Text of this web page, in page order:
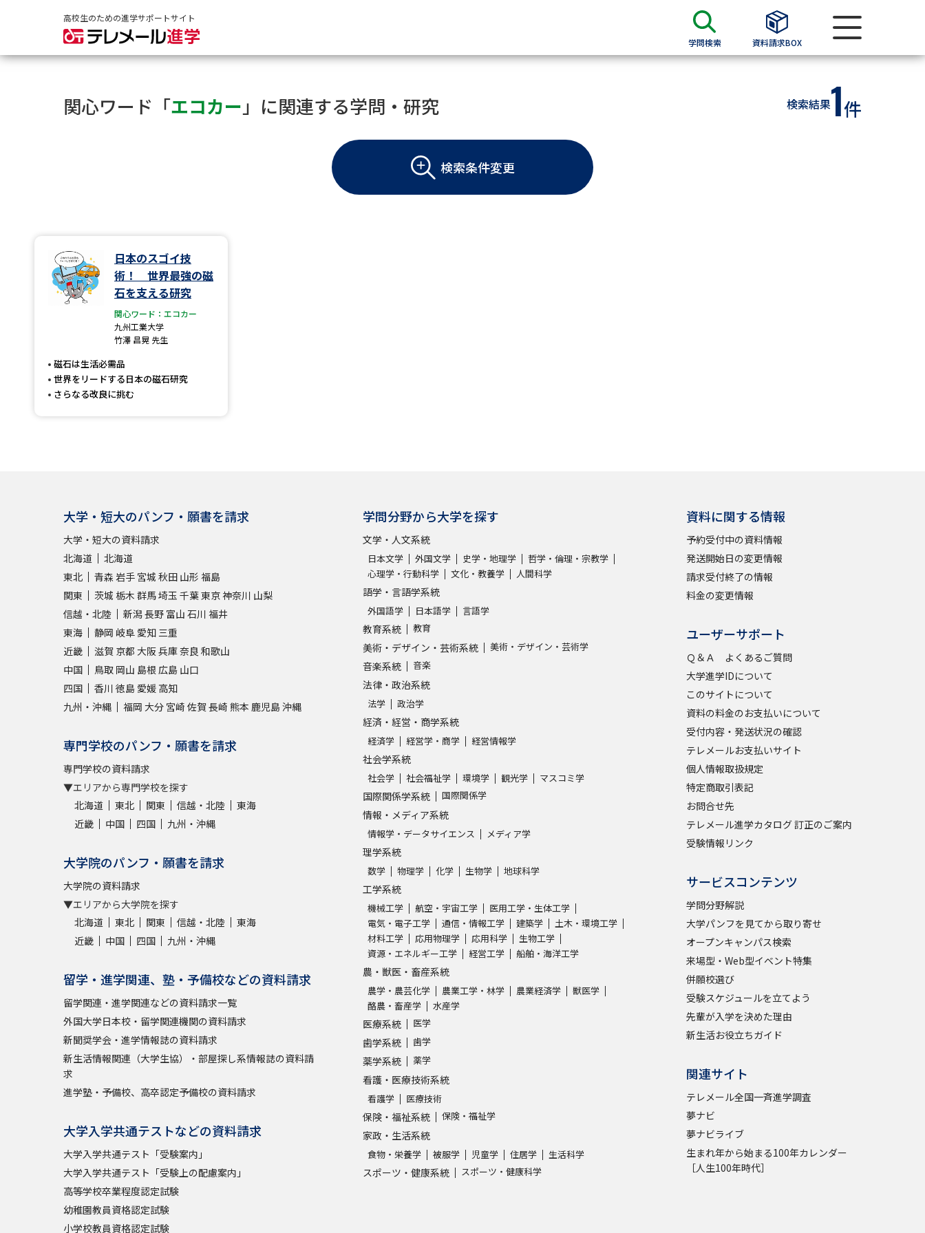
高校生のための進学サポートサイト
学問検索 資料請求BOX
大学・短大の資料種類から請求
大学パンフ
学部・学科パンフ
総合型選抜・学校推薦型選抜 募集要項＆願書
新増設大学・学部・学科特集
国際・グローバルに強い大学特集
データサイエンス特集
奨学金・特待生制度特集
デジタルパンフレット
進路の３択
新学年スタート号特集ページ（高3生用）
新学年スタート号特集ページ（高2生用）
SELFBRAND特集ページ
オープンキャンパスなどを調べる
来場型・Web型イベント特集
資料検索
志望校・出願校を調べる
併願校選び 受験スケジュールを立てよう
先輩が入学を決めた理由
学問発見 学問検索
大学で学びたい学問発見
学問のミニ講義「夢ナビ講義」
ユーザーサポート
Ｑ＆Ａ よくあるご質問 大学進学IDについて
このサイトについて
資料の料金のお支払いについて テレメール お支払いサイト
関心ワード「エコカー 」に関連する学問・研究 検索結果1件
検索条件変更
日本のスゴイ技
術！ 世界最強の磁
石を支える研究
関心ワード：エコカー
九州工業大学
竹澤 昌晃 先生
磁石は生活必需品
世界をリードする日本の磁石研究
さらなる改良に挑む
大学・短大のパンフ・願書を請求
大学・短大の資料請求
北海道
北海道
東北
青森 岩手 宮城 秋田 山形 福島
関東
茨城 栃木 群馬埼玉 千葉東京神奈川 山梨
信越・北陸
新潟長野 富山 石川 福井
東海
静岡 岐阜 愛知 三重
近畿
滋賀 京都 大阪兵庫奈良 和歌山
中国
鳥取 岡山 島根 広島 山口
四国
香川 徳島 愛媛 高知
九州・沖縄
福岡 大分 宮崎 佐賀 長崎 熊本 鹿児島沖縄
専門学校のパンフ・願書を請求
専門学校の資料請求
▼エリアから専門学校を探す
北海道
東北 関東 信越・北陸
東海
近畿
中国 四国 九州・沖縄
大学院のパンフ・願書を請求
大学院の資料請求
▼エリアから大学院を探す
北海道
東北 関東 信越・北陸
東海
近畿
中国 四国 九州・沖縄
留学・進学関連、塾・予備校などの資料請求
留学関連・進学関連などの資料請求一覧
外国大学日本校・留学関連機関の資料請求
新聞奨学会・進学情報誌の資料請求
新生活情報関連（大学生協）・部屋探し系情報誌の資料請
求
進学塾・予備校、高卒認定予備校の資料請求
大学入学共通テストなどの資料請求
大学入学共通テスト「受験案内」
大学入学共通テスト「受験上の配慮案内」
高等学校卒業程度認定試験
幼稚園教員資格認定試験
小学校教員資格認定試験
学問分野から大学を探す
文学・人文系統
日本文学 外国文学 史学・地理学
哲学・倫理・宗教学
心理学・行動科学
文化・教養学 人間科学
語学・言語学系統
外国語学 日本語学 言語学
教育系統 教育
美術・デザイン・芸術系統 美術・デザイン・芸術学
音楽系統 音楽
法律・政治系統
法学 政治学
経済・経営・商学系統
経済学 経営学・商学 経営情報学
社会学系統
社会学 社会福祉学 環境学 観光学 マスコミ学
国際関係学系統 国際関係学
情報・メディア系統
情報学・データサイエンス メディア学
理学系統
数学 物理学 化学 生物学 地球科学
工学系統
機械工学 航空・宇宙工学
医用工学・生体工学
電気・電子工学
通信・情報工学 建築学
土木・環境工学
材料工学
応用物理学 応用科学
生物工学
資源・エネルギー工学
経営工学 船舶・海洋工学
農・獣医・畜産系統
農学・農芸化学 農業工学・林学 農業経済学
獣医学
酪農・畜産学
水産学
医療系統 医学
歯学系統 歯学
薬学系統 薬学
看護・医療技術系統
看護学 医療技術
保険・福祉系統 保険・福祉学
家政・生活系統
食物・栄養学 被服学 児童学 住居学 生活科学
スポーツ・健康系統 スポーツ・健康科学
資料に関する情報
予約受付中の資料情報
発送開始日の変更情報
請求受付終了の情報
料金の変更情報
ユーザーサポート
Ｑ＆Ａ よくあるご質問
大学進学IDについて
このサイトについて
資料の料金のお支払いについて
受付内容・発送状況の確認
テレメールお支払いサイト
個人情報取扱規定
特定商取引表記
お問合せ先
テレメール進学カタログ 訂正のご案内
受験情報リンク
サービスコンテンツ
学問分野解説
大学パンフを見てから取り寄せ
オープンキャンパス検索
来場型・Web型イベント特集
併願校選び
受験スケジュールを立てよう
先輩が入学を決めた理由
新生活お役立ちガイド
関連サイト
テレメール全国一斉進学調査
夢ナビ
夢ナビライブ
生まれ年から始まる100年カレンダー
［人生100年時代］